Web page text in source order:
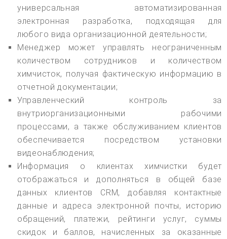
универсальная автоматизированная
электронная разработка, подходящая для
любого вида организационной деятельности;
Менеджер может управлять неограниченным
количеством сотрудников и количеством
химчисток, получая фактическую информацию в
отчетной документации;
Управленческий контроль за
внутриорганизационными рабочими
процессами, а также обслуживанием клиентов
обеспечивается посредством установки
видеонаблюдения;
Информация о клиентах химчистки будет
отображаться и дополняться в общей базе
данных клиентов CRM, добавляя контактные
данные и адреса электронной почты, историю
обращений, платежи, рейтинги услуг, суммы
скидок и баллов, начисленных за оказанные